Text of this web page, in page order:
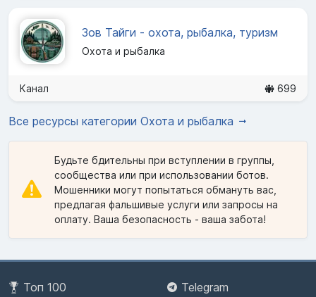
Зов Тайги - охота, рыбалка, туризм
Охота и рыбалка
Канал 699
Все ресурсы категории Охота и рыбалка
Будьте бдительны при вступлении в группы,
сообщества или при использовании ботов.
Мошенники могут попытаться обмануть вас,
предлагая фальшивые услуги или запросы на
оплату. Ваша безопасность - ваша забота!
Топ 100
Telegram